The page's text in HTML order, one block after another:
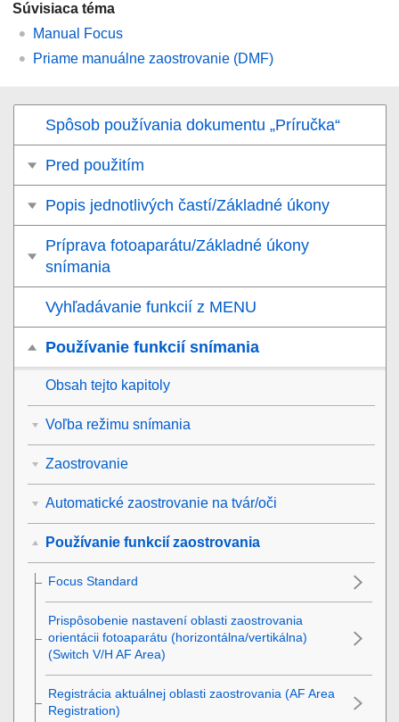
Súvisiaca téma
Manual Focus
Priame manuálne zaostrovanie (DMF)
Spôsob používania dokumentu „Príručka“
Pred použitím
Popis jednotlivých častí/Základné úkony
Príprava fotoaparátu/Základné úkony
snímania
Vyhľadávanie funkcií z MENU
Používanie funkcií snímania
Obsah tejto kapitoly
Voľba režimu snímania
Zaostrovanie
Automatické zaostrovanie na tvár/oči
Používanie funkcií zaostrovania
Focus Standard
Prispôsobenie nastavení oblasti zaostrovania
orientácii fotoaparátu (horizontálna/vertikálna)
(Switch V/H AF Area)
Registrácia aktuálnej oblasti zaostrovania (AF Area
Registration)